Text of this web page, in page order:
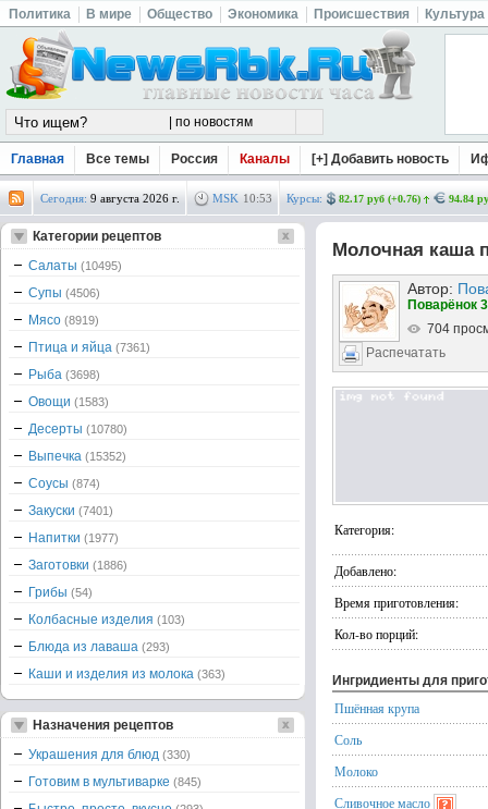
Политика В мире Общество Экономика Происшествия Культура
Главная Все темы Россия Каналы [+] Добавить новость
Сегодня: 9 августа 2026 г. MSK 10:53 Курсы: 82.17 руб (+0.76) 94.84
Молочная каша
Автор:
Поварёнок
704
Распечатать
Категория:
Добавлено:
Время приготовления:
Кол-во порций:
Ингридиенты для
Пшённая крупа
Соль
Молоко
Сливочное масло
Категории рецептов
Салаты (10495)
Супы (4506)
Мясо (8919)
Птица и яйца (7361)
Рыба (3698)
Овощи (1583)
Десерты (10780)
Выпечка (15352)
Соусы (874)
Закуски (7401)
Напитки (1977)
Заготовки (1886)
Грибы (54)
Колбасные изделия (103)
Блюда из лаваша (293)
Каши и изделия из молока (363)
Назначения рецептов
Украшения для блюд (330)
Готовим в мультиварке (845)